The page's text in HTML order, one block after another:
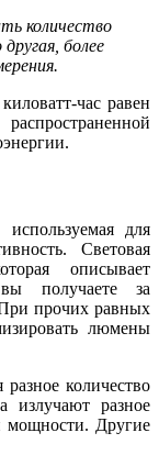
количество
более
час равен
для
Световая
описывает
получаете за
При прочих равных
люмены
количество
излучают разное
мощности. Другие